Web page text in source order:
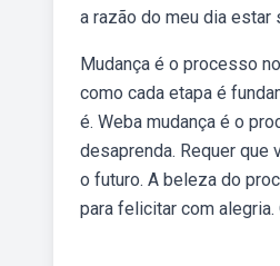
a razão do meu dia
Mudança é o processo
como cada etapa é
é. Weba mudança é o
desaprenda. Requer
o futuro. A beleza do
para felicitar com